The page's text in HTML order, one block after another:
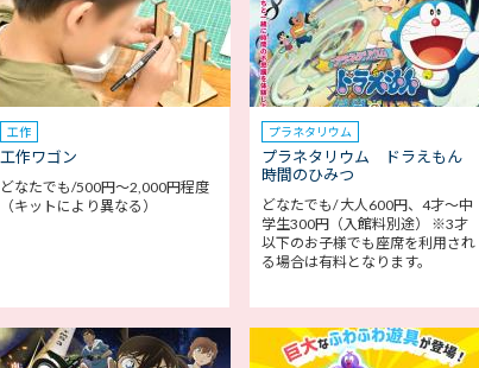
工作
工作ワゴン
どなたでも/500円～2,000円程度
（キットにより異なる）
プラネタリウム
プラネタリウム ドラえもん
時間のひみつ
どなたでも/ 大人600円、4才～中
学生300円（入館料別途） ※3才
以下のお子様でも座席を利用され
る場合は有料となります。